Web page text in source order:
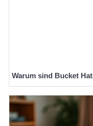
Warum sind Bucket